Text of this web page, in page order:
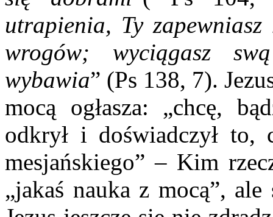
utrapienia, Ty
wrogów; wyciągasz
wybawia” (Ps 138, 7).
mocą ogłasza: „chcę,
odkrył i doświadczył to,
mesjańskiego” – Kim
„jakaś nauka z mocą”,